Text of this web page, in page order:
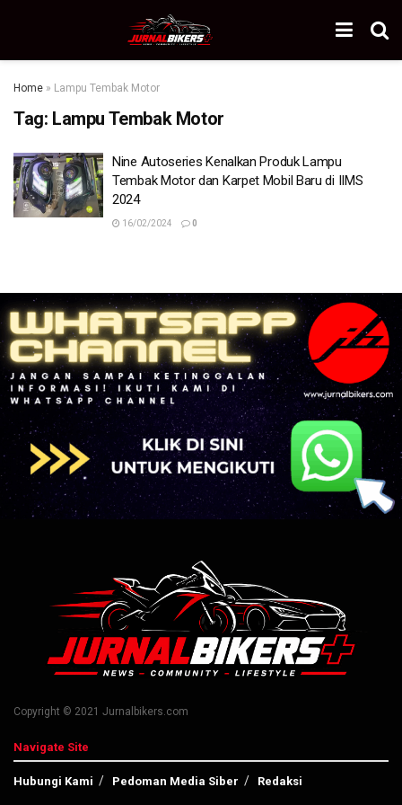
Home » Lampu Tembak Motor
Tag: Lampu Tembak Motor
Nine Autoseries Kenalkan Produk Lampu
Tembak Motor dan Karpet Mobil Baru di IIMS
2024
16/02/2024 0
Copyright © 2021 Jurnalbikers.com
Navigate Site
Hubungi Kami Pedoman Media Siber Redaksi